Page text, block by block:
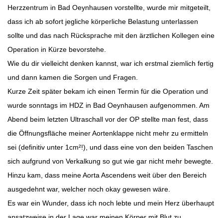
Herzzentrum in Bad Oeynhausen vorstellte, wurde mir mitgeteilt,
dass ich ab sofort jegliche körperliche Belastung unterlassen
sollte und das nach Rücksprache mit den ärztlichen Kollegen eine
Operation in Kürze bevorstehe.
Wie du dir vielleicht denken kannst, war ich erstmal ziemlich fertig
und dann kamen die Sorgen und Fragen.
Kurze Zeit später bekam ich einen Termin für die Operation und
wurde sonntags im HDZ in Bad Oeynhausen aufgenommen. Am
Abend beim letzten Ultraschall vor der OP stellte man fest, dass
die Öffnungsfläche meiner Aortenklappe nicht mehr zu ermitteln
sei (definitiv unter 1cm²!), und dass eine von den beiden Taschen
sich aufgrund von Verkalkung so gut wie gar nicht mehr bewegte.
Hinzu kam, dass meine Aorta Ascendens weit über den Bereich
ausgedehnt war, welcher noch okay gewesen wäre.
Es war ein Wunder, dass ich noch lebte und mein Herz überhaupt